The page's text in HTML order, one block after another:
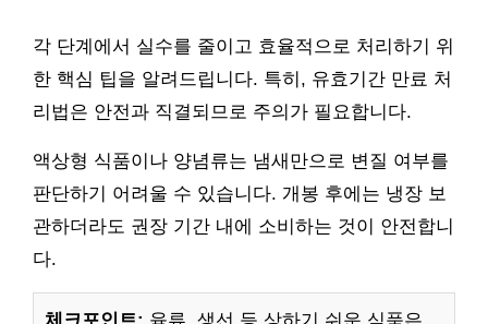
각 단계에서 실수를 줄이고 효율적으로 처리하기 위
한 핵심 팁을 알려드립니다. 특히, 유효기간 만료 처
리법은 안전과 직결되므로 주의가 필요합니다.
액상형 식품이나 양념류는 냄새만으로 변질 여부를
판단하기 어려울 수 있습니다. 개봉 후에는 냉장 보
관하더라도 권장 기간 내에 소비하는 것이 안전합니
다.